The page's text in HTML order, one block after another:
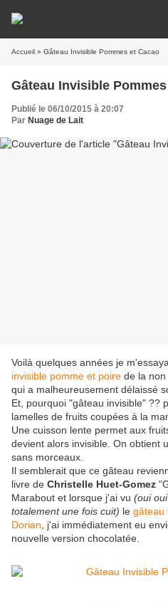
Accueil » Gâteau Invisible Pommes et Cacao
Gâteau Invisible
Publié le 06/10/2015 à 20:07
Par Nuage de Lait
Voilà quelques années je
invisible pomme et poire de la
qui a malheureusement délaissé
Et, pourquoi "gâteau invisible" ??
lamelles de fruits coupées à la
Une cuisson lente permet aux
devient alors invisible. On obtient
sans morceaux.
Il semblerait que ce gâteau
livre de Christelle Huet-Gomez
Marabout et lorsque j'ai vu (oui
totalement une fois cuit) le gâteau
Dorian , j'ai immédiatement eu
nouvelle version chocolatée.